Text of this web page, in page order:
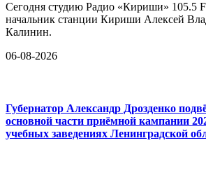
Сегодня студию Радио «Кириши» 105.5
начальник станции Кириши Алексей
Калинин.
06-08-2026
Губернатор Александр Дрозденко
основной части приёмной кампании
учебных заведениях Ленинградской